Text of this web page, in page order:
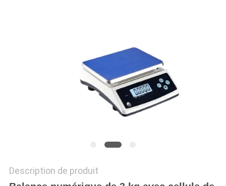
SITE
Description de produit